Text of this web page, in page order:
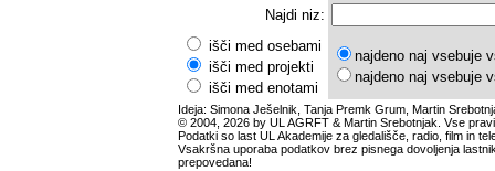
Najdi niz:
išči med osebami
išči med projekti
išči med enotami
najdeno naj vsebuje
najdeno naj vsebuje
Ideja: Simona Ješelnik, Tanja Premk Grum, Martin
© 2004, 2026 by UL AGRFT & Martin Srebotnjak. Vse
Podatki so last UL Akademije za gledališče, radio, film in
Vsakršna uporaba podatkov brez pisnega dovoljenja
prepovedana!